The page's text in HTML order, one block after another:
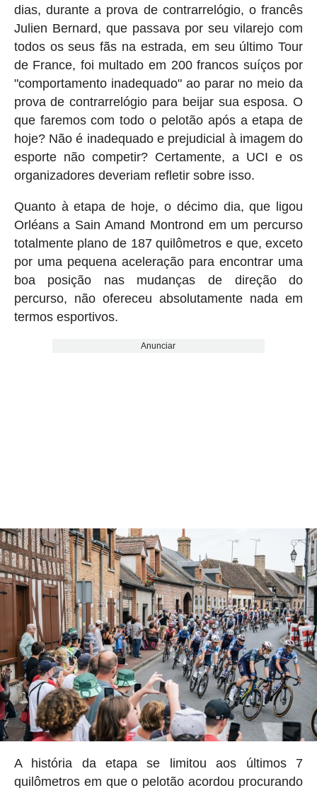
dias, durante a prova de contrarrelógio, o francês
Julien Bernard, que passava por seu vilarejo com
todos os seus fãs na estrada, em seu último Tour
de France, foi multado em 200 francos suíços por
"comportamento inadequado" ao parar no meio da
prova de contrarrelógio para beijar sua esposa. O
que faremos com todo o pelotão após a etapa de
hoje? Não é inadequado e prejudicial à imagem do
esporte não competir? Certamente, a UCI e os
organizadores deveriam refletir sobre isso.
Quanto à etapa de hoje, o décimo dia, que ligou
Orléans a Sain Amand Montrond em um percurso
totalmente plano de 187 quilômetros e que, exceto
por uma pequena aceleração para encontrar uma
boa posição nas mudanças de direção do
percurso, não ofereceu absolutamente nada em
termos esportivos.
Anunciar
A história da etapa se limitou aos últimos 7
quilômetros em que o pelotão acordou procurando